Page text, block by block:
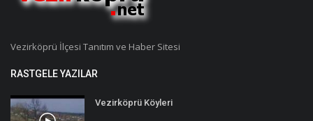
Vezirköprü İlçesi Tanıtım ve Haber Sitesi
RASTGELE YAZILAR
Vezirköprü Köyleri